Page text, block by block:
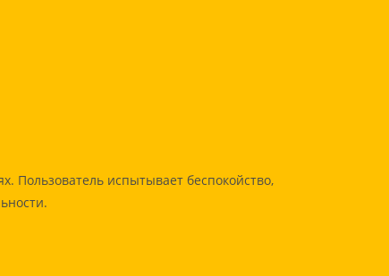
испытывает беспокойство,